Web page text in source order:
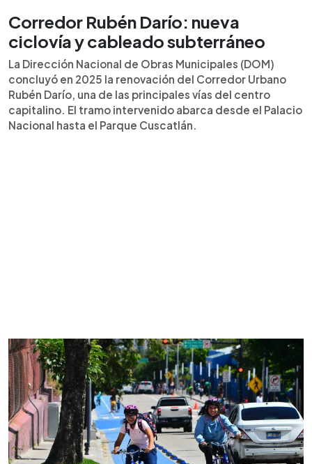
Corredor Rubén Darío: nueva
ciclovía y cableado subterráneo
La Dirección Nacional de Obras Municipales (DOM)
concluyó en 2025 la renovación del Corredor Urbano
Rubén Darío, una de las principales vías del centro
capitalino. El tramo intervenido abarca desde el Palacio
Nacional hasta el Parque Cuscatlán.